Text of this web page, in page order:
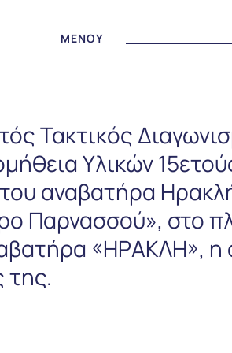
MENOY
Τακτικός
Υλικών
αναβατήρα
Παρνασσού», στο
«ΗΡΑΚΛΗ», η
της.